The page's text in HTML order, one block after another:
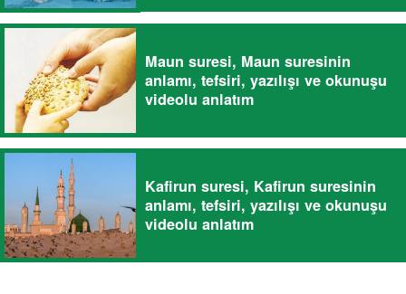
Maun suresi, Maun suresinin
anlamı, tefsiri, yazılışı ve okunuşu
videolu anlatım
Kafirun suresi, Kafirun suresinin
anlamı, tefsiri, yazılışı ve okunuşu
videolu anlatım